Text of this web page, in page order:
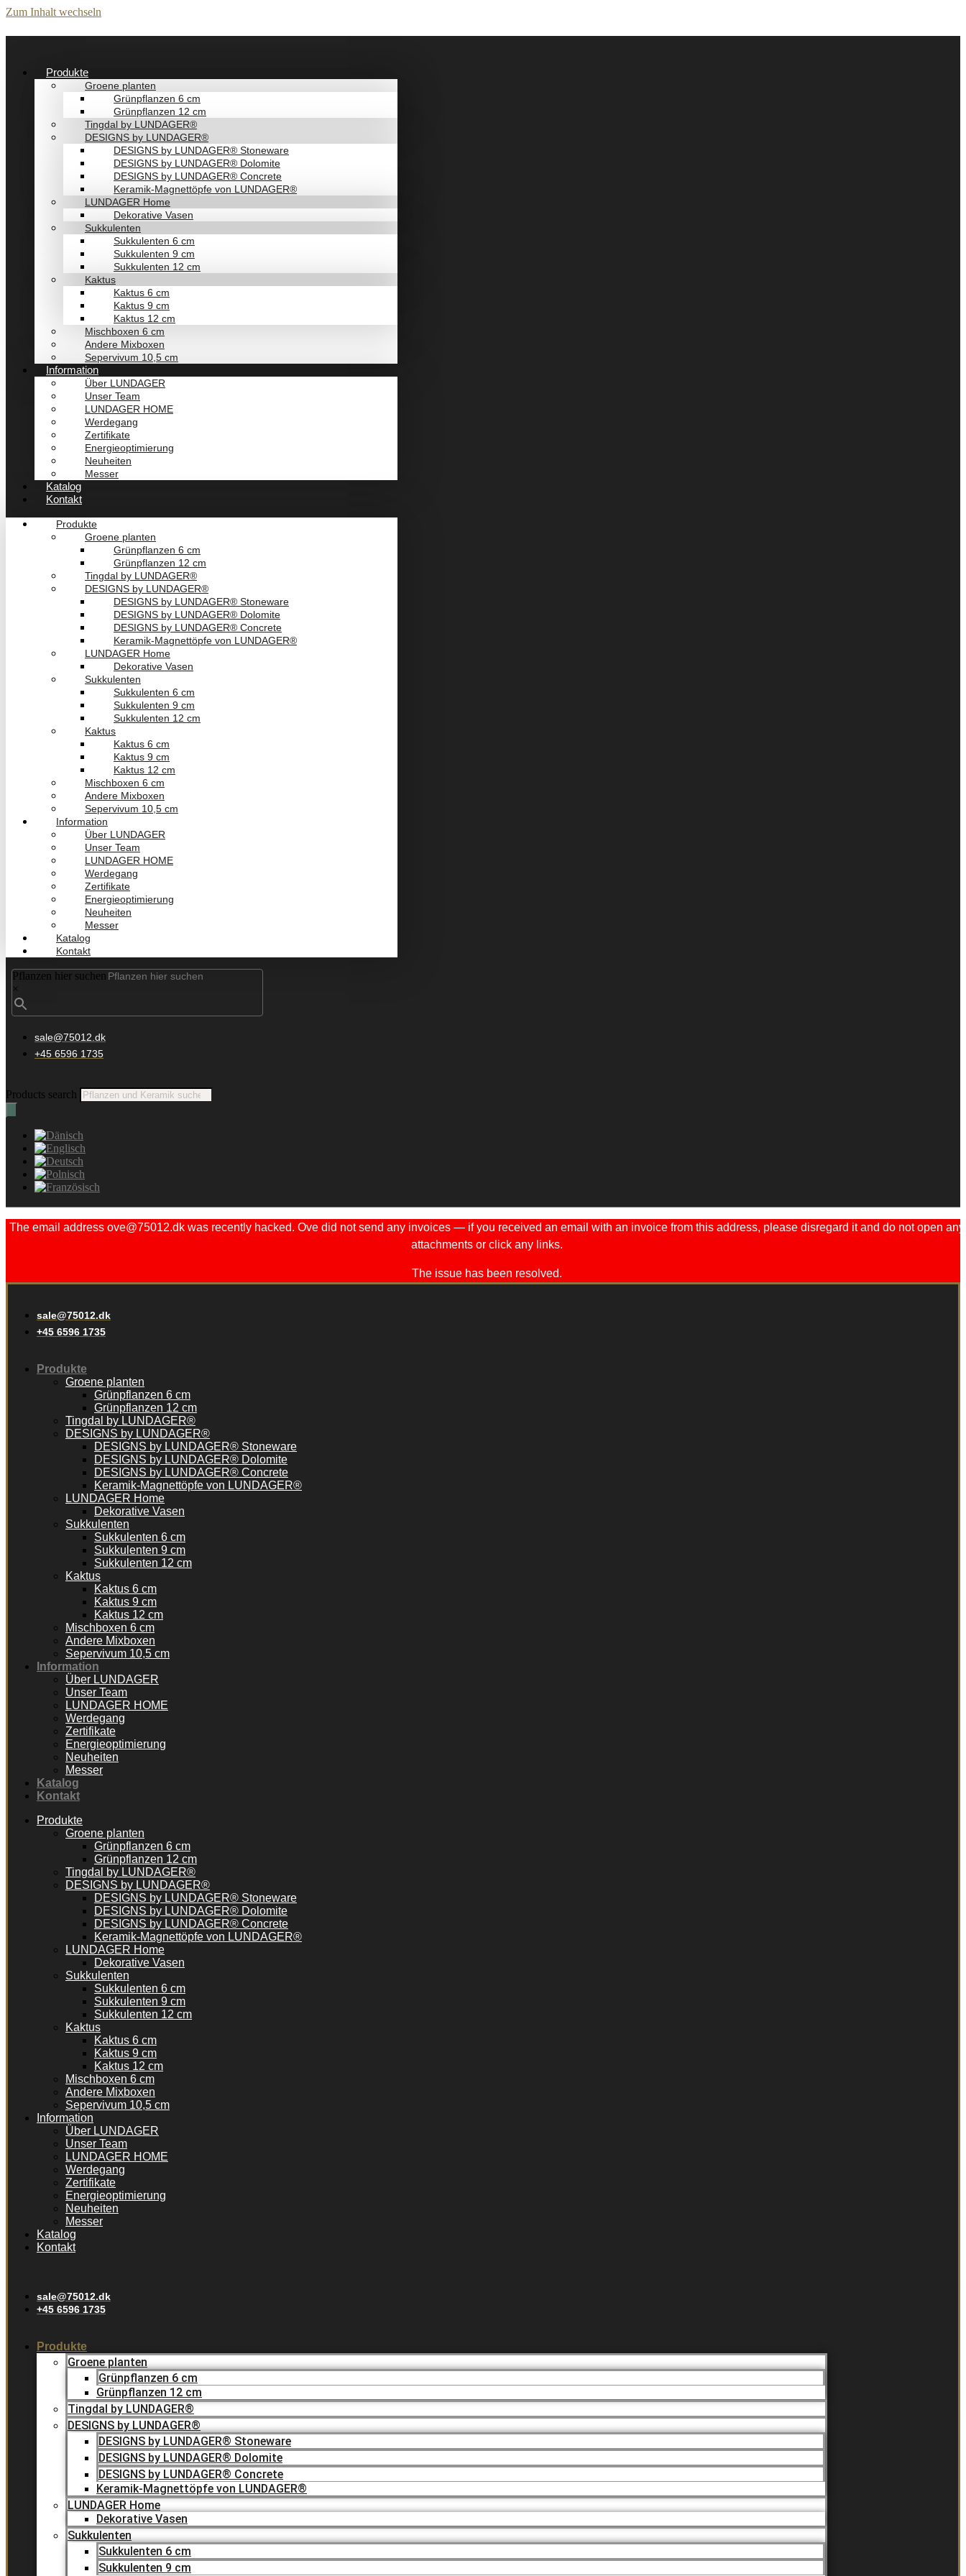
Zum Inhalt wechseln
Produkte
Groene planten
Grünpflanzen 6 cm
Grünpflanzen 12 cm
Tingdal by LUNDAGER®
DESIGNS by LUNDAGER®
DESIGNS by LUNDAGER® Stoneware
DESIGNS by LUNDAGER® Dolomite
DESIGNS by LUNDAGER® Concrete
Keramik-Magnettöpfe von LUNDAGER®
LUNDAGER Home
Dekorative Vasen
Sukkulenten
Sukkulenten 6 cm
Sukkulenten 9 cm
Sukkulenten 12 cm
Kaktus
Kaktus 6 cm
Kaktus 9 cm
Kaktus 12 cm
Mischboxen 6 cm
Andere Mixboxen
Sepervivum 10,5 cm
Information
Über LUNDAGER
Unser Team
LUNDAGER HOME
Werdegang
Zertifikate
Energieoptimierung
Neuheiten
Messer
Katalog
Kontakt
Produkte
Groene planten
Grünpflanzen 6 cm
Grünpflanzen 12 cm
Tingdal by LUNDAGER®
DESIGNS by LUNDAGER®
DESIGNS by LUNDAGER® Stoneware
DESIGNS by LUNDAGER® Dolomite
DESIGNS by LUNDAGER® Concrete
Keramik-Magnettöpfe von LUNDAGER®
LUNDAGER Home
Dekorative Vasen
Sukkulenten
Sukkulenten 6 cm
Sukkulenten 9 cm
Sukkulenten 12 cm
Kaktus
Kaktus 6 cm
Kaktus 9 cm
Kaktus 12 cm
Mischboxen 6 cm
Andere Mixboxen
Sepervivum 10,5 cm
Information
Über LUNDAGER
Unser Team
LUNDAGER HOME
Werdegang
Zertifikate
Energieoptimierung
Neuheiten
Messer
Katalog
Kontakt
Pflanzen hier suchen
×
sale@75012.dk
+45 6596 1735
Products search
The email address ove@75012.dk was recently hacked. Ove did not send any invoices — if you received an email with an invoice from this address, please disregard it and do not open any
attachments or click any links.
The issue has been resolved.
sale@75012.dk
+45 6596 1735
Produkte
Groene planten
Grünpflanzen 6 cm
Grünpflanzen 12 cm
Tingdal by LUNDAGER®
DESIGNS by LUNDAGER®
DESIGNS by LUNDAGER® Stoneware
DESIGNS by LUNDAGER® Dolomite
DESIGNS by LUNDAGER® Concrete
Keramik-Magnettöpfe von LUNDAGER®
LUNDAGER Home
Dekorative Vasen
Sukkulenten
Sukkulenten 6 cm
Sukkulenten 9 cm
Sukkulenten 12 cm
Kaktus
Kaktus 6 cm
Kaktus 9 cm
Kaktus 12 cm
Mischboxen 6 cm
Andere Mixboxen
Sepervivum 10,5 cm
Information
Über LUNDAGER
Unser Team
LUNDAGER HOME
Werdegang
Zertifikate
Energieoptimierung
Neuheiten
Messer
Katalog
Kontakt
Produkte
Groene planten
Grünpflanzen 6 cm
Grünpflanzen 12 cm
Tingdal by LUNDAGER®
DESIGNS by LUNDAGER®
DESIGNS by LUNDAGER® Stoneware
DESIGNS by LUNDAGER® Dolomite
DESIGNS by LUNDAGER® Concrete
Keramik-Magnettöpfe von LUNDAGER®
LUNDAGER Home
Dekorative Vasen
Sukkulenten
Sukkulenten 6 cm
Sukkulenten 9 cm
Sukkulenten 12 cm
Kaktus
Kaktus 6 cm
Kaktus 9 cm
Kaktus 12 cm
Mischboxen 6 cm
Andere Mixboxen
Sepervivum 10,5 cm
Information
Über LUNDAGER
Unser Team
LUNDAGER HOME
Werdegang
Zertifikate
Energieoptimierung
Neuheiten
Messer
Katalog
Kontakt
sale@75012.dk
+45 6596 1735
Produkte
Groene planten
Grünpflanzen 6 cm
Grünpflanzen 12 cm
Tingdal by LUNDAGER®
DESIGNS by LUNDAGER®
DESIGNS by LUNDAGER® Stoneware
DESIGNS by LUNDAGER® Dolomite
DESIGNS by LUNDAGER® Concrete
Keramik-Magnettöpfe von LUNDAGER®
LUNDAGER Home
Dekorative Vasen
Sukkulenten
Sukkulenten 6 cm
Sukkulenten 9 cm